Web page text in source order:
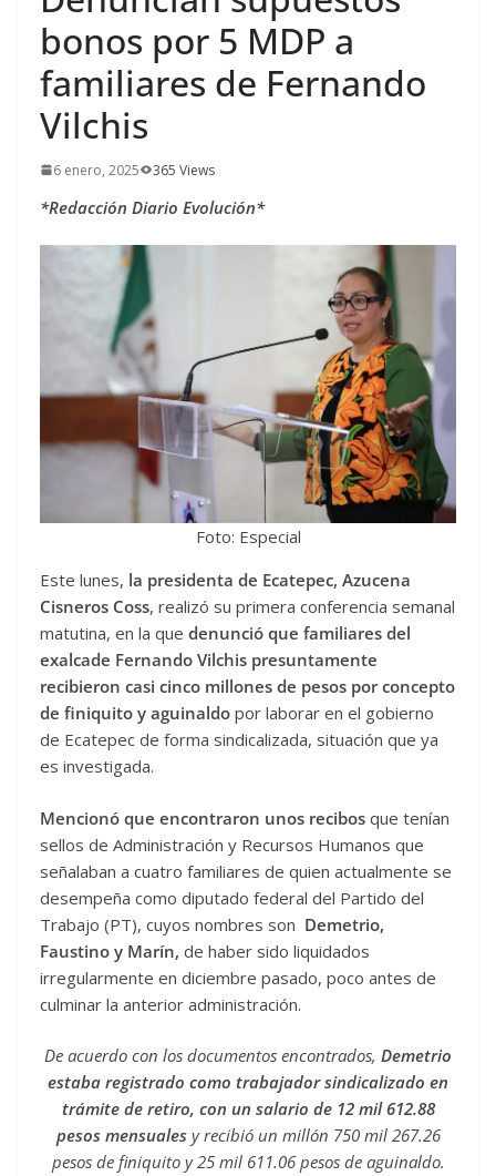
bonos por 5 MDP a
familiares de Fernando
Vilchis
6 enero, 2025 365 Views
*Redacción Diario Evolución*
Foto: Especial
Este lunes, la presidenta de Ecatepec, Azucena
Cisneros Coss, realizó su primera conferencia semanal
matutina, en la que denunció que familiares del
exalcade Fernando Vilchis presuntamente
recibieron casi cinco millones de pesos por concepto
de finiquito y aguinaldo por laborar en el gobierno
de Ecatepec de forma sindicalizada, situación que ya
es investigada.
Mencionó que encontraron unos recibos que tenían
sellos de Administración y Recursos Humanos que
señalaban a cuatro familiares de quien actualmente se
desempeña como diputado federal del Partido del
Trabajo (PT), cuyos nombres son Demetrio,
Faustino y Marín, de haber sido liquidados
irregularmente en diciembre pasado, poco antes de
culminar la anterior administración.
De acuerdo con los documentos encontrados, Demetrio
estaba registrado como trabajador sindicalizado en
trámite de retiro, con un salario de 12 mil 612.88
pesos mensualesy recibió un millón 750 mil 267.26
pesos de finiquito y 25 mil 611.06 pesos de aguinaldo.